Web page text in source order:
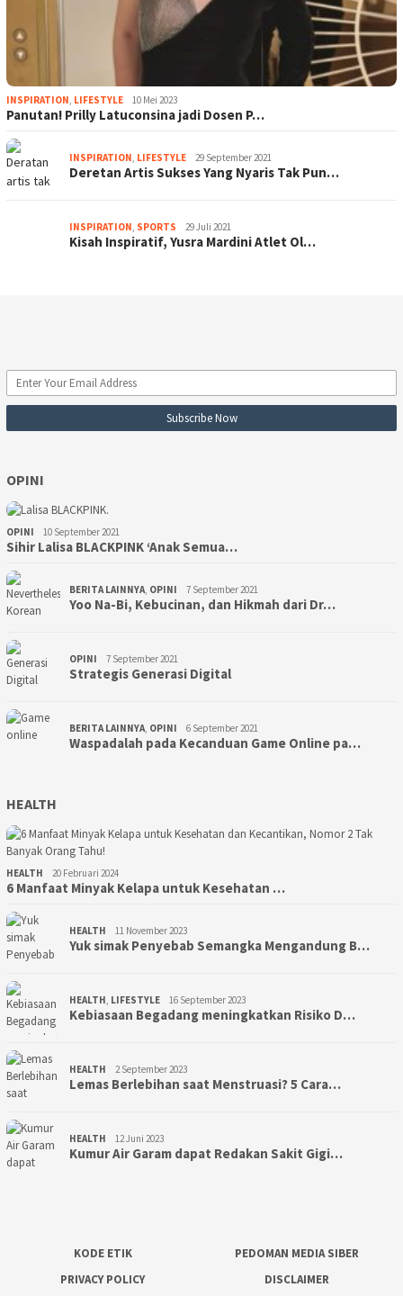
INSPIRATION, LIFESTYLE 10 Mei 2023
Panutan! Prilly Latuconsina jadi Dosen P…
INSPIRATION, LIFESTYLE 29 September 2021
Deretan Artis Sukses Yang Nyaris Tak Pun…
INSPIRATION, SPORTS 29 Juli 2021
Kisah Inspiratif, Yusra Mardini Atlet Ol…
OPINI
OPINI 10 September 2021
Sihir Lalisa BLACKPINK ‘Anak Semua…
BERITA LAINNYA, OPINI 7 September 2021
Yoo Na-Bi, Kebucinan, dan Hikmah dari Dr…
OPINI 7 September 2021
Strategis Generasi Digital
BERITA LAINNYA, OPINI 6 September 2021
Waspadalah pada Kecanduan Game Online pa…
HEALTH
HEALTH 20 Februari 2024
6 Manfaat Minyak Kelapa untuk Kesehatan …
HEALTH 11 November 2023
Yuk simak Penyebab Semangka Mengandung B…
HEALTH, LIFESTYLE 16 September 2023
Kebiasaan Begadang meningkatkan Risiko D…
HEALTH 2 September 2023
Lemas Berlebihan saat Menstruasi? 5 Cara…
HEALTH 12 Juni 2023
Kumur Air Garam dapat Redakan Sakit Gigi…
KODE ETIK
PEDOMAN MEDIA SIBER
PRIVACY POLICY
DISCLAIMER